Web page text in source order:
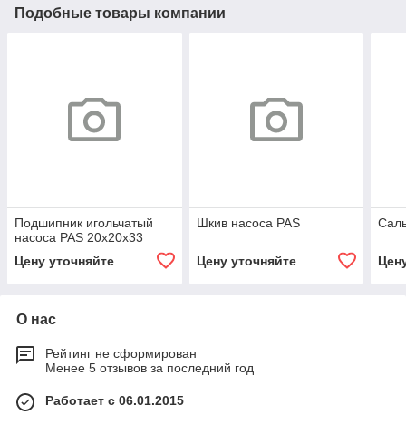
Подобные товары компании
Подшипник игольчатый
насоса PAS 20х20х33
Цену уточняйте
Шкив насоса PAS
Цену уточняйте
О нас
Рейтинг не сформирован
Менее 5 отзывов за последний год
Работает с 06.01.2015